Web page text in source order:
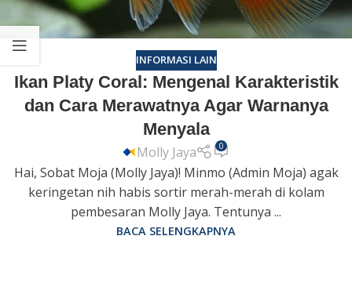
INFORMASI LAIN
Ikan Platy Coral: Mengenal Karakteristik
dan Cara Merawatnya Agar Warnanya
Menyala
Molly Jaya 0
Hai, Sobat Moja (Molly Jaya)! Minmo (Admin Moja) agak
keringetan nih habis sortir merah-merah di kolam
pembesaran Molly Jaya. Tentunya ...
BACA SELENGKAPNYA